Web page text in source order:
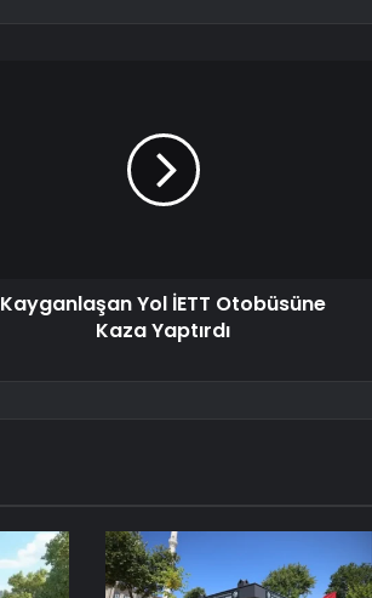
Kayganlaşan Yol İETT Otobüsüne
Kaza Yaptırdı